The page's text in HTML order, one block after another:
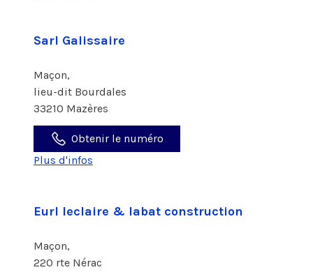
Sarl Galissaire
Maçon,
lieu-dit Bourdales
33210 Mazères
Obtenir le numéro
Plus d'infos
Eurl leclaire & labat construction
Maçon,
220 rte Nérac